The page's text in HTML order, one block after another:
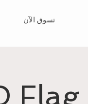
تسوق الآن